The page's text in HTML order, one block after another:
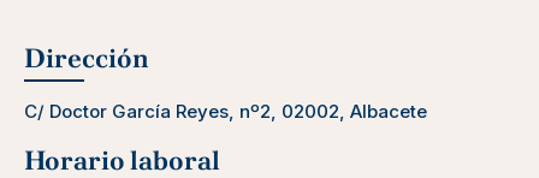
Dirección
C/ Doctor García Reyes, nº2, 02002, Albacete
Horario laboral